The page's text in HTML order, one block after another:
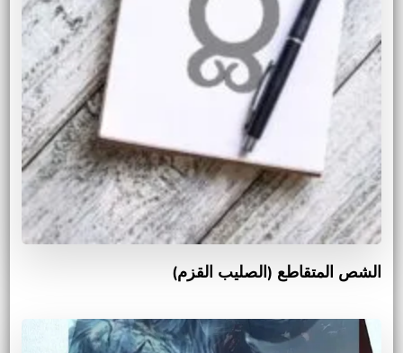
الشص المتقاطع (الصليب القزم)